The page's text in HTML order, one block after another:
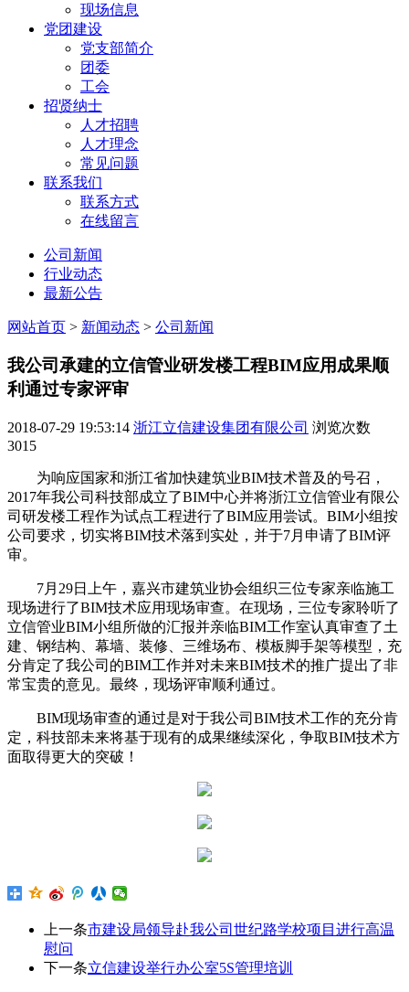
现场信息
党团建设
党支部简介
团委
工会
招贤纳士
人才招聘
人才理念
常见问题
联系我们
联系方式
在线留言
公司新闻
行业动态
最新公告
网站首页 > 新闻动态 > 公司新闻
我公司承建的立信管业研发楼工程BIM应用成果顺
利通过专家评审
2018-07-29 19:53:14 浙江立信建设集团有限公司 浏览次数
3015
为响应国家和浙江省加快建筑业BIM技术普及的号召，
2017年我公司科技部成立了BIM中心并将浙江立信管业有限公
司研发楼工程作为试点工程进行了BIM应用尝试。BIM小组按
公司要求，切实将BIM技术落到实处，并于7月申请了BIM评
审。
7月29日上午，嘉兴市建筑业协会组织三位专家亲临施工
现场进行了BIM技术应用现场审查。在现场，三位专家聆听了
立信管业BIM小组所做的汇报并亲临BIM工作室认真审查了土
建、钢结构、幕墙、装修、三维场布、模板脚手架等模型，充
分肯定了我公司的BIM工作并对未来BIM技术的推广提出了非
常宝贵的意见。最终，现场评审顺利通过。
BIM现场审查的通过是对于我公司BIM技术工作的充分肯
定，科技部未来将基于现有的成果继续深化，争取BIM技术方
面取得更大的突破！
上一条市建设局领导赴我公司世纪路学校项目进行高温
慰问
下一条立信建设举行办公室5S管理培训